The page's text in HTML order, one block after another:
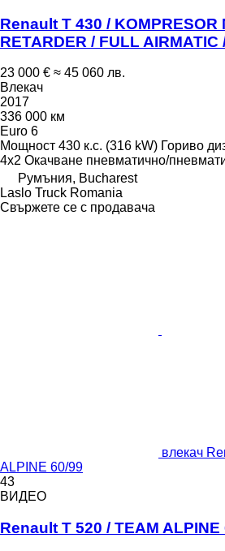
Renault T 430 / KOMPRESOR
RETARDER / FULL AIRMATIC
23 000 € ≈ 45 060 лв.
Влекач
2017
336 000 км
Euro 6
Мощност 430 к.с. (316 kW) Гориво
4x2 Окачване пневматично/
Румъния, Bucharest
Laslo Truck Romania
Свържете се с продавача
влекач
ALPINE 60/99
43
ВИДЕО
Renault T 520 / TEAM ALPINE